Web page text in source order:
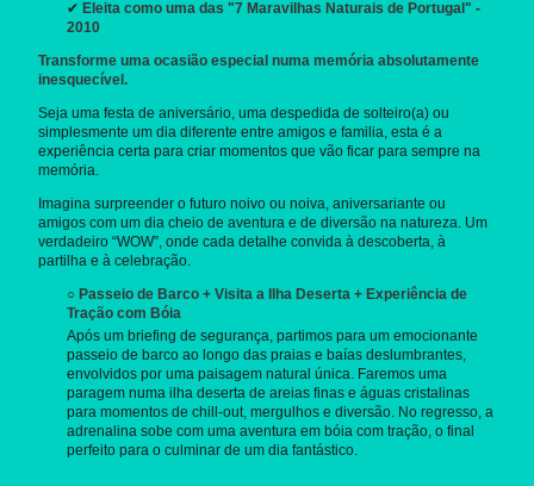
✔ Eleita como uma das "7 Maravilhas Naturais de Portugal" -
2010
Transforme uma ocasião especial numa memória absolutamente
inesquecível.
Seja uma festa de aniversário, uma despedida de solteiro(a) ou
simplesmente um dia diferente entre amigos e familia, esta é a
experiência certa para criar momentos que vão ficar para sempre na
memória.
Imagina surpreender o futuro noivo ou noiva, aniversariante ou
amigos com um dia cheio de aventura e de diversão na natureza. Um
verdadeiro “WOW”, onde cada detalhe convida à descoberta, à
partilha e à celebração.
○ Passeio de Barco + Visita a Ilha Deserta + Experiência de
Tração com Bóia
Após um briefing de segurança, partimos para um emocionante
passeio de barco ao longo das praias e baías deslumbrantes,
envolvidos por uma paisagem natural única. Faremos uma
paragem numa ilha deserta de areias finas e águas cristalinas
para momentos de chill-out, mergulhos e diversão. No regresso, a
adrenalina sobe com uma aventura em bóia com tração, o final
perfeito para o culminar de um dia fantástico.